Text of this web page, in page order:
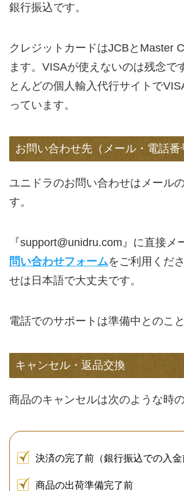
銀行振込です。
クレジットカードはJCBとMaster
ます。VISAが使えないのは残念で
とんどの個人輸入代行サイトで
っています。
お問い合わせ先（メール・電話番
ユニドラのお問い合わせはメール
す。
『support@unidru.com』に直接メ
問い合わせフォームをご利用くだ
せは日本語で大丈夫です。
電話でのサポートは準備中とのこと
キャンセル・返品交換
商品のキャンセルは次のような時
決済の完了前（銀行振込での入金
商品の出荷準備完了前